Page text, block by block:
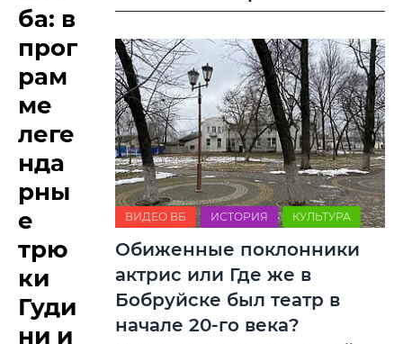
ба: в
прог
рам
ме
леге
нда
рны
е
трю
ки
Гуди
ни и
ВИДЕО ВБ ИСТОРИЯ КУЛЬТУРА
Обиженные поклонники
актрис или Где же в
Бобруйске был театр в
начале 20-го века?